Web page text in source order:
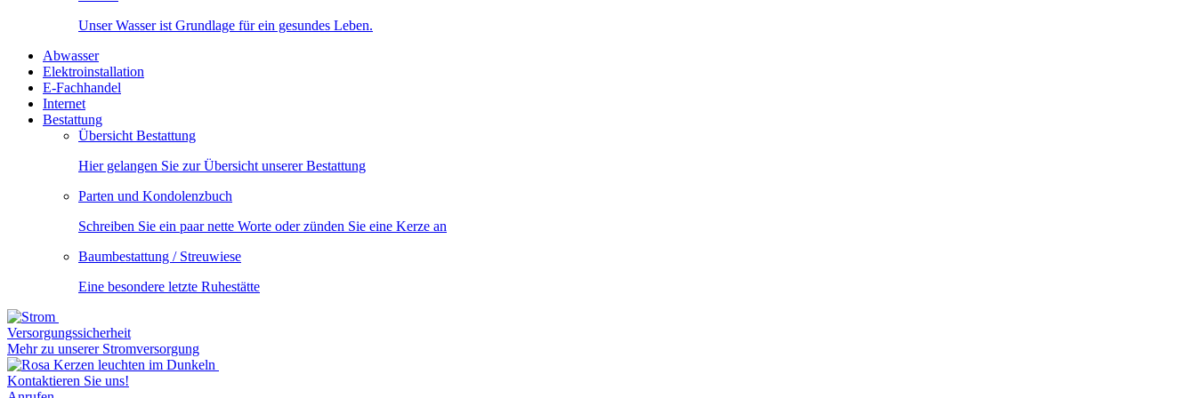
Unser Wasser ist Grundlage für ein gesundes Leben.
Abwasser
Elektroinstallation
E-Fachhandel
Internet
Bestattung
Übersicht Bestattung
Hier gelangen Sie zur Übersicht unserer Bestattung
Parten und Kondolenzbuch
Schreiben Sie ein paar nette Worte oder zünden Sie eine Kerze an
Baumbestattung / Streuwiese
Eine besondere letzte Ruhestätte
Versorgungssicherheit
Mehr zu unserer Stromversorgung
Kontaktieren Sie uns!